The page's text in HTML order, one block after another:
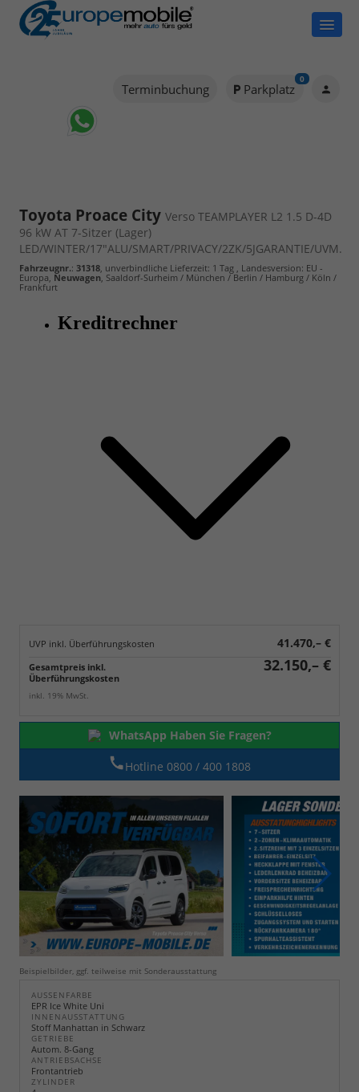
Terminbuchung Parkplatz
0
Toyota Proace City Verso TEAMPLAYER L2 1.5 D-4D
96 kW AT 7-Sitzer (Lager)
LED/WINTER/17"ALU/SMART/PRIVACY/2ZK/5JGARANTIE/UVM.
Fahrzeugnr.: 31318, unverbindliche Lieferzeit: 1 Tag , Landesversion: EU -
Europa, Neuwagen, Saaldorf-Surheim / München / Berlin / Hamburg / Köln /
Frankfurt
UVP inkl. Überführungskosten 41.470,– €
Gesamtpreis inkl.
Überführungskosten
32.150,– €
inkl. 19% MwSt.
WhatsApp Haben Sie Fragen?
Hotline 0800 / 400 1808
Beispielbilder, ggf. teilweise mit Sonderausstattung
AUSSENFARBE
EPR Ice White Uni
INNENAUSSTATTUNG
Stoff Manhattan in Schwarz
GETRIEBE
Autom. 8-Gang
ANTRIEBSACHSE
Frontantrieb
ZYLINDER